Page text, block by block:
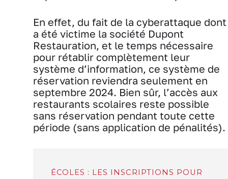
En effet, du fait de la cyberattaque dont
a été victime la société Dupont
Restauration, et le temps nécessaire
pour rétablir complètement leur
système d’information, ce système de
réservation reviendra seulement en
septembre 2024. Bien sûr, l’accès aux
restaurants scolaires reste possible
sans réservation pendant toute cette
période (sans application de pénalités).
ÉCOLES : LES INSCRIPTIONS POUR